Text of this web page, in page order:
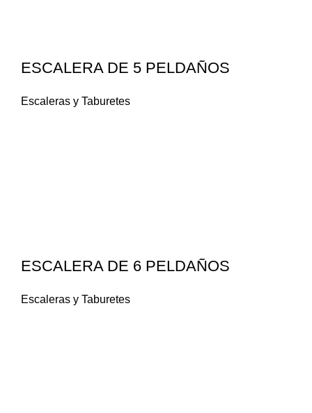
ESCALERA DE 5 PELDAÑOS
Escaleras y Taburetes
ESCALERA DE 6 PELDAÑOS
Escaleras y Taburetes